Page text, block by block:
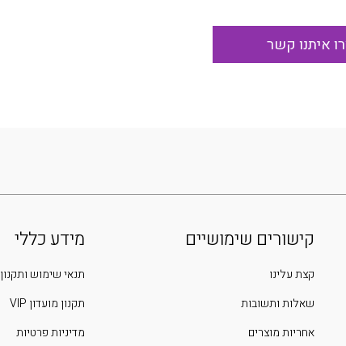
קישורים שימושיים
קצת עלינו
שאלות ותשובות
אחריות מוצרים
מידע כללי
תנאי שימוש ותקנון
תקנון מועדון VIP
מדיניות פרטיות